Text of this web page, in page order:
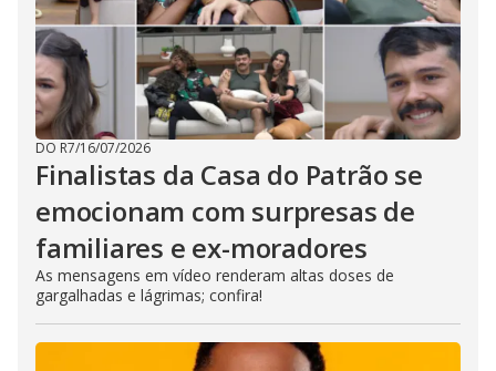
DO R7/16/07/2026
Finalistas da Casa do Patrão se
emocionam com surpresas de
familiares e ex-moradores
As mensagens em vídeo renderam altas doses de
gargalhadas e lágrimas; confira!